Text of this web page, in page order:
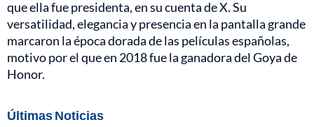
que ella fue presidenta, en su cuenta de X. Su
versatilidad, elegancia y presencia en la pantalla grande
marcaron la época dorada de las películas españolas,
motivo por el que en 2018 fue la ganadora del Goya de
Honor.
Últimas Noticias